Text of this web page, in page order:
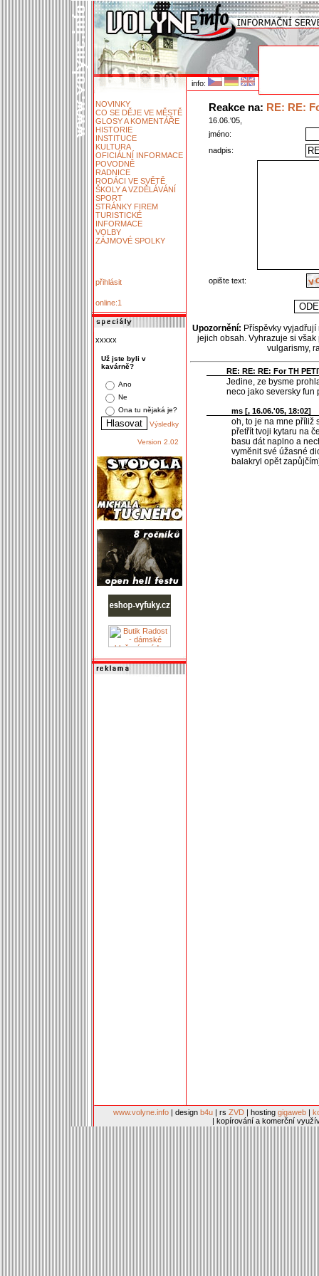
info:
NOVINKY
CO SE DĚJE VE MĚSTĚ
GLOSY A KOMENTÁŘE
HISTORIE
INSTITUCE
KULTURA
OFICIÁLNÍ INFORMACE
POVODNĚ
RADNICE
RODÁCI VE SVĚTĚ
ŠKOLY A VZDĚLÁVÁNÍ
SPORT
STRÁNKY FIREM
TURISTICKÉ
INFORMACE
VOLBY
ZÁJMOVÉ SPOLKY
přihlásit
online:1
xxxxx
Už jste byli v
kavárně?
Ano
Ne
Ona tu nějaká je?
Výsledky
Version 2.02
Reakce na: RE: RE:
16.06.'05,
jméno:
nadpis:
opište text:
Upozornění: Příspěvky
jejich obsah. Vyhrazuje si
vulgarismy,
RE: RE: RE: For TH
Jedine, ze bysme
neco jako seversky fun
ms [, 16.06.'05, 18:02]
oh, to je na mne příliž
přetřít tvoji kytaru na
basu dát naplno a
vyměnit své úžasné
balakryl opět
www.volyne.info | design b4u | rs ZVD | hosting gigaweb |
| kopírování a komerční